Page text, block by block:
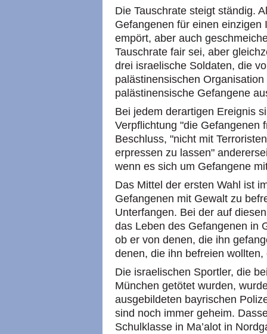
Die Tauschrate steigt ständig.
Gefangenen für einen
empört, aber auch
Tauschrate fair sei, aber
drei israelische Soldaten, die
palästinensischen
palästinensische Gefangene
Bei jedem derartigen Ereignis
Verpflichtung "die Gefangenen
Beschluss, "nicht mit
erpressen zu lassen"
wenn es sich um Gefangene
Das Mittel der ersten Wahl ist
Gefangenen mit Gewalt zu
Unterfangen. Bei der auf
das Leben des Gefangenen in
ob er von denen, die ihn
denen, die ihn befreien
Die israelischen Sportler, die
München getötet wurden,
ausgebildeten bayrischen
sind noch immer geheim.
Schulklasse in Ma’alot in